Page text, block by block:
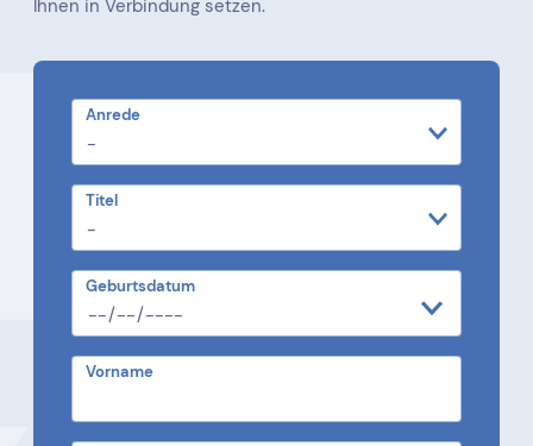
Ihnen in Verbindung setzen.
Anrede
Titel
Geburtsdatum
Vorname